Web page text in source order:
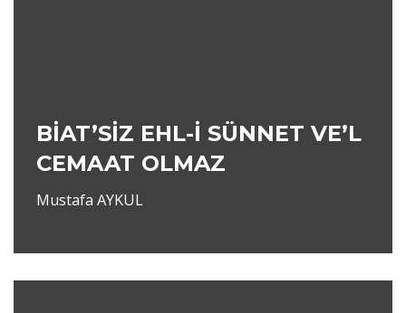
BİAT’SİZ EHL-İ SÜNNET VE’L
CEMAAT OLMAZ
Mustafa AYKUL